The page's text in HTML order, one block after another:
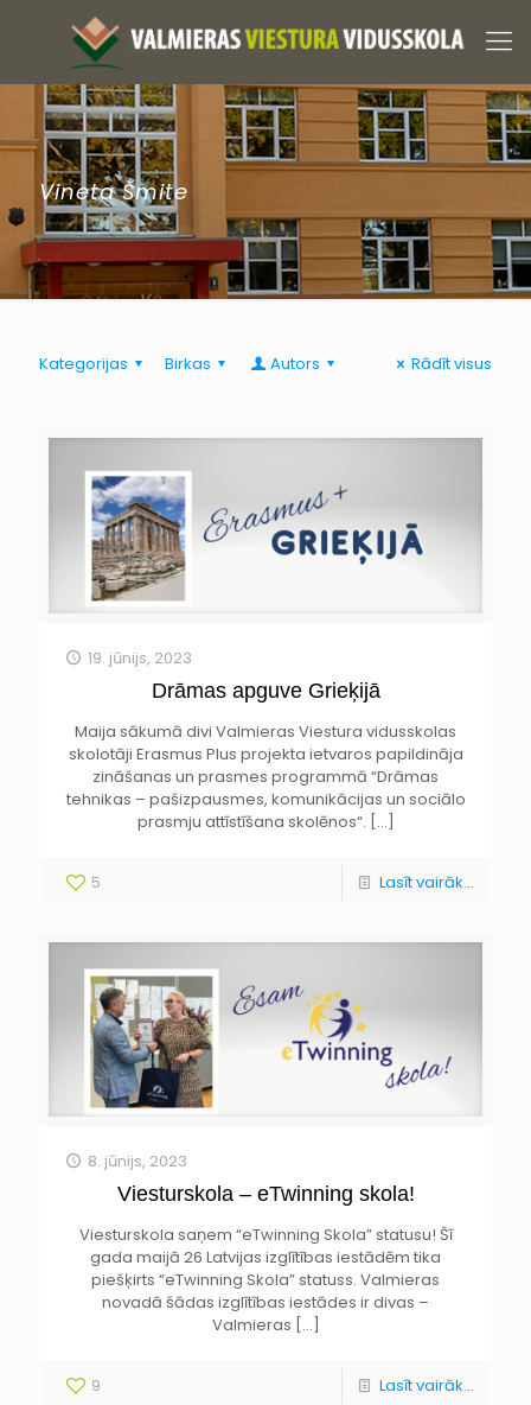
Vineta Šmite
Kategorijas Birkas Autors Rādīt visus
19. jūnijs, 2023
Drāmas apguve Grieķijā
Maija sākumā divi Valmieras Viestura vidusskolas
skolotāji Erasmus Plus projekta ietvaros papildināja
zināšanas un prasmes programmā “Drāmas
tehnikas – pašizpausmes, komunikācijas un sociālo
prasmju attīstīšana skolēnos“. […]
5 Lasīt vairāk...
8. jūnijs, 2023
Viesturskola – eTwinning skola!
Viesturskola saņem “eTwinning Skola” statusu! Šī
gada maijā 26 Latvijas izglītības iestādēm tika
piešķirts “eTwinning Skola” statuss. Valmieras
novadā šādas izglītības iestādes ir divas –
Valmieras […]
9 Lasīt vairāk...